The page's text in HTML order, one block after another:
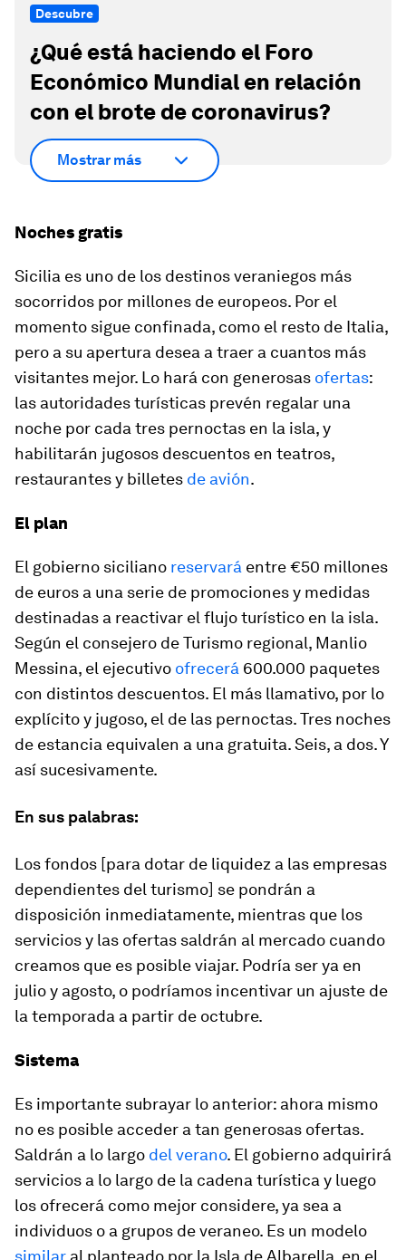
Descubre
¿Qué está haciendo el Foro
Económico Mundial en relación
con el brote de coronavirus?
Mostrar más
Noches gratis
Sicilia es uno de los destinos veraniegos más
socorridos por millones de europeos. Por el
momento sigue confinada, como el resto de Italia,
pero a su apertura desea a traer a cuantos más
visitantes mejor. Lo hará con generosas ofertas:
las autoridades turísticas prevén regalar una
noche por cada tres pernoctas en la isla, y
habilitarán jugosos descuentos en teatros,
restaurantes y billetes de avión.
El plan
El gobierno siciliano reservará entre €50 millones
de euros a una serie de promociones y medidas
destinadas a reactivar el flujo turístico en la isla.
Según el consejero de Turismo regional, Manlio
Messina, el ejecutivo ofrecerá 600.000 paquetes
con distintos descuentos. El más llamativo, por lo
explícito y jugoso, el de las pernoctas. Tres noches
de estancia equivalen a una gratuita. Seis, a dos. Y
así sucesivamente.
En sus palabras:
Los fondos [para dotar de liquidez a las empresas
dependientes del turismo] se pondrán a
disposición inmediatamente, mientras que los
servicios y las ofertas saldrán al mercado cuando
creamos que es posible viajar. Podría ser ya en
julio y agosto, o podríamos incentivar un ajuste de
la temporada a partir de octubre.
Sistema
Es importante subrayar lo anterior: ahora mismo
no es posible acceder a tan generosas ofertas.
Saldrán a lo largo del verano. El gobierno adquirirá
servicios a lo largo de la cadena turística y luego
los ofrecerá como mejor considere, ya sea a
individuos o a grupos de veraneo. Es un modelo
similar al planteado por la Isla de Albarella, en el